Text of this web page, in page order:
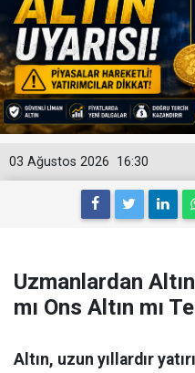
16:30
03 Ağustos 2026
Uzmanlardan
mı Ons Altın mı
Altın, uzun yıllardır